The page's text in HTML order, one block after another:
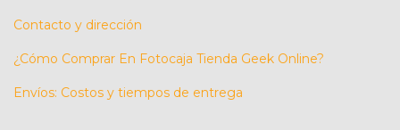
Contacto y dirección
¿Cómo Comprar En Fotocaja Tienda Geek Online?
Envíos: Costos y tiempos de entrega